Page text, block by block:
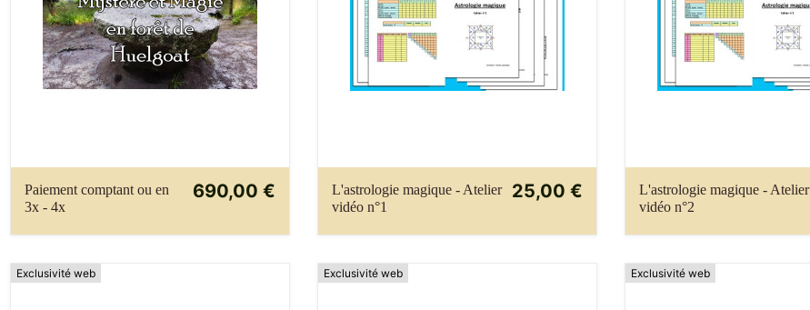
Paiement comptant ou en
3x - 4x
690,00 €
L'astrologie magique - Atelier
vidéo n°1
25,00 €
L'astrologie magique - Atelier
vidéo n°2
Exclusivité web Exclusivité web Exclusivité web